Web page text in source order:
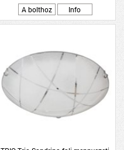
A bolthoz
Info